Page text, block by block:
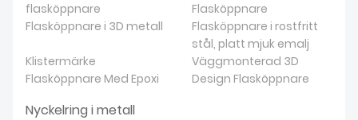
flasköppnare
Flasköppnare
Flasköppnare i 3D metall
Flasköppnare i rostfritt
stål, platt mjuk emalj
Klistermärke
Flasköppnare Med Epoxi
Väggmonterad 3D
Design Flasköppnare
Nyckelring i metall